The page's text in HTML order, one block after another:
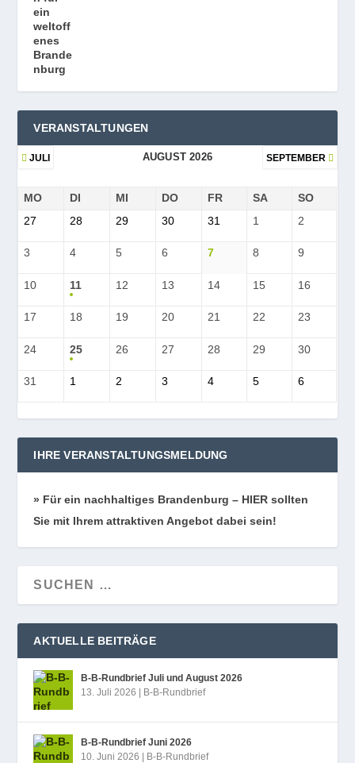
VERANSTALTUNGEN
JULI AUGUST 2026 SEPTEMBER
MO DI MI DO FR SA
SO
27
28 29 30 31 1 2
3 4 5 6 7 8 9
10 11 12 13 14 15 16
17 18 19 20 21 22 23
24 25 26 27 28 29 30
31 1 2 3 4 5 6
IHRE VERANSTALTUNGSMELDUNG
» Für ein nach­hal­ti­ges Bran­den­burg – HIER soll­ten
Sie mit Ihrem attrak­ti­ven Ange­bot dabei sein!
AKTUELLE BEITRÄGE
B‑B-Rundbrief Juli und August 2026
13. Juli 2026
B-B-Rundbrief
B‑B-Rundbrief Juni 2026
10. Juni 2026
B-B-Rundbrief